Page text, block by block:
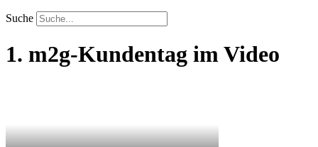
Suche
1. m2g-Kundentag im Video